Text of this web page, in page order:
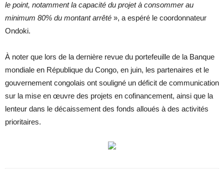
le point, notamment la capacité du projet à consommer au
minimum 80% du montant arrêté », a espéré le coordonnateur
Ondoki.
À noter que lors de la dernière revue du portefeuille de la Banque
mondiale en République du Congo, en juin, les partenaires et le
gouvernement congolais ont souligné un déficit de communication
sur la mise en œuvre des projets en cofinancement, ainsi que la
lenteur dans le décaissement des fonds alloués à des activités
prioritaires.